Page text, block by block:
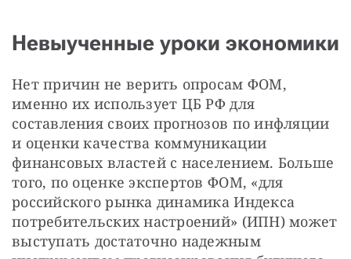
Невыученные уроки экономики
Нет причин не верить опросам ФОМ,
именно их использует ЦБ РФ для
составления своих прогнозов по инфляции
и оценки качества коммуникации
финансовых властей с населением. Больше
того, по оценке экспертов ФОМ, «для
российского рынка динамика Индекса
потребительских настроений» (ИПН) может
выступать достаточно надежным